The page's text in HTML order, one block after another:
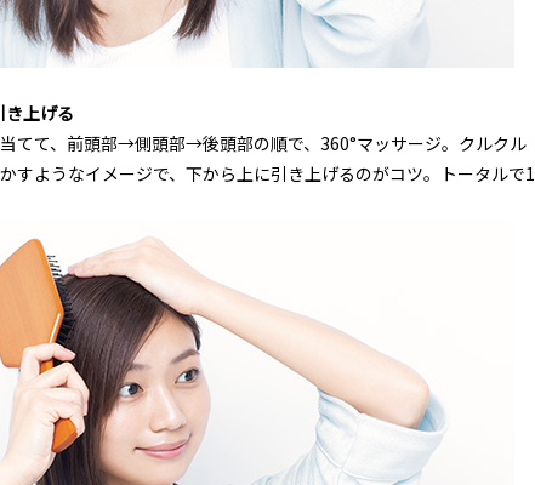
き上げる
てて、前頭部→側頭部→後頭部の順で、360°マッサージ。クルクル
すようなイメージで、下から上に引き上げるのがコツ。トータルで1